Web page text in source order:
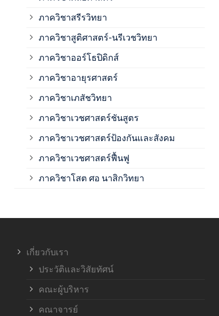
ภาควิชาสรีรวิทยา
ภาควิชาสูติศาสตร์-นรีเวชวิทยา
ภาควิชาออร์โธปิดิกส์
ภาควิชาอายุรศาสตร์
ภาควิชาเภสัชวิทยา
ภาควิชาเวชศาสตร์ชันสูตร
ภาควิชาเวชศาสตร์ป้องกันและสังคม
ภาควิชาเวชศาสตร์ฟื้นฟู
ภาควิชาโสต ศอ นาสิกวิทยา
เกี่ยวกับเรา
ประวัติและวิสัยทัศน์
คณะผู้บริหาร
คณาจารย์